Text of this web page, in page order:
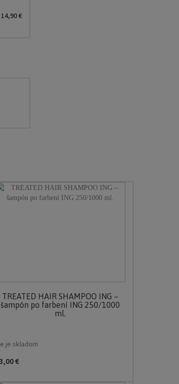
14,90 €
TREATED HAIR SHAMPOO ING –
šampón po farbení ING 250/1000
ml.
je skladom
€